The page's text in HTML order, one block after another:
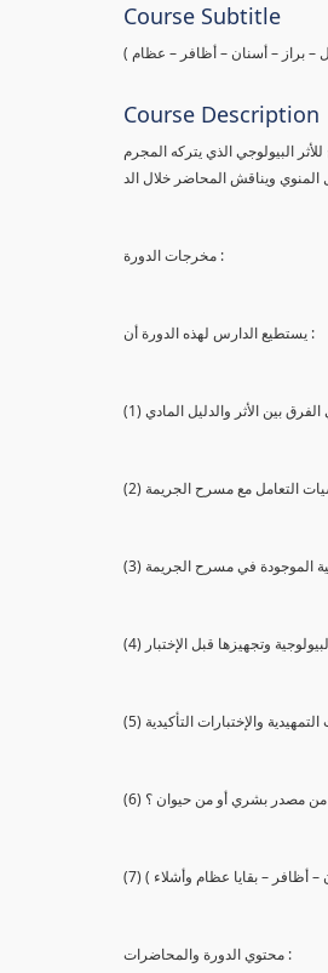
Course Subtitle
– براز – أسنان – أظافر – عظام
Course Description
البيولوجي الذي يتركه المجرم
المنوي ويناقش المحاضر خلال الد
مخرجات الدورة :
يستطيع الدارس لهذه الدورة أن :
الفرق بين الأثر والدليل المادي
التعامل مع مسرح الجريمة
الموجودة في مسرح الجريمة
وتجهيزها قبل الإختبار
والإختبارات التأكيدية
من مصدر بشري أو من حيوان ؟
– أظافر – بقايا عظام وأشلاء )
محتوي الدورة والمحاضرات :